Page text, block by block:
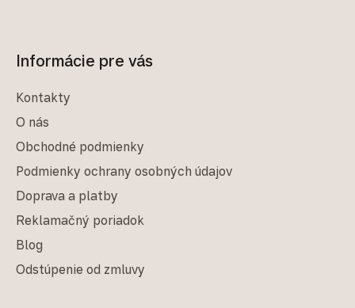
Informácie pre vás
Kontakty
O nás
Obchodné podmienky
Podmienky ochrany osobných údajov
Doprava a platby
Reklamačný poriadok
Blog
Odstúpenie od zmluvy